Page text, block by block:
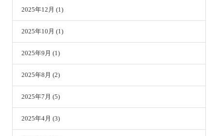
2025年12月 (1)
2025年10月 (1)
2025年9月 (1)
2025年8月 (2)
2025年7月 (5)
2025年4月 (3)